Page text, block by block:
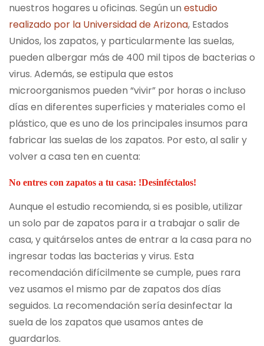
nuestros hogares u oficinas. Según un estudio
realizado por la Universidad de Arizona, Estados
Unidos, los zapatos, y particularmente las suelas,
pueden albergar más de 400 mil tipos de bacterias o
virus. Además, se estipula que estos
microorganismos pueden “vivir” por horas o incluso
días en diferentes superficies y materiales como el
plástico, que es uno de los principales insumos para
fabricar las suelas de los zapatos. Por esto, al salir y
volver a casa ten en cuenta:
No entres con zapatos a tu casa: !Desinféctalos!
Aunque el estudio recomienda, si es posible, utilizar
un solo par de zapatos para ir a trabajar o salir de
casa, y quitárselos antes de entrar a la casa para no
ingresar todas las bacterias y virus. Esta
recomendación difícilmente se cumple, pues rara
vez usamos el mismo par de zapatos dos días
seguidos. La recomendación sería desinfectar la
suela de los zapatos que usamos antes de
guardarlos.